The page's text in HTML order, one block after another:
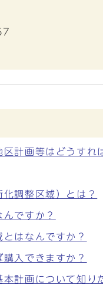
計画等はどうすれ
調整区域）とは？
ですか？
はなんですか？
入できますか？
計画について知り